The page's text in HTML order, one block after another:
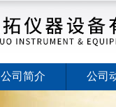
公司简介 公司